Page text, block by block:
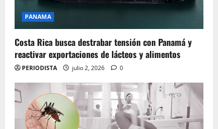
PANAMA
Costa Rica busca destrabar tensión con Panamá y
reactivar exportaciones de lácteos y alimentos
PERIODISTA julio 2, 2026 0